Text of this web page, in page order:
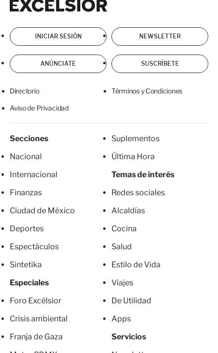
INICIAR SESIÓN NEWSLETTER
ANÚNCIATE SUSCRÍBETE
Directorio Términos y Condiciones
Aviso de Privacidad
Secciones
Nacional
Internacional
Finanzas
Ciudad de México
Deportes
Espectáculos
Sintetika
Especiales
Foro Excélsior
Crisis ambiental
Franja de Gaza
Suplementos
Última Hora
Temas de interés
Redes sociales
Alcaldías
Cocina
Salud
Estilo de Vida
Viajes
De Utilidad
Apps
Servicios